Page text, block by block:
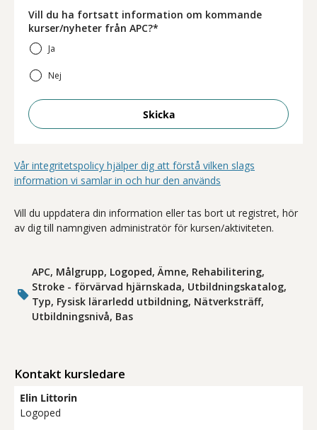
Vill du ha fortsatt information om kommande
kurser/nyheter från APC?*
Ja
Nej
Skicka
Vår integritetspolicy hjälper dig att förstå vilken slags
information vi samlar in och hur den används
Vill du uppdatera din information eller tas bort ut registret, hör
av dig till namngiven administratör för kursen/aktiviteten.
APC, Målgrupp, Logoped, Ämne, Rehabilitering,
Stroke - förvärvad hjärnskada, Utbildningskatalog,
Typ, Fysisk lärarledd utbildning, Nätverksträff,
Utbildningsnivå, Bas
Kontakt kursledare
Elin Littorin
Logoped